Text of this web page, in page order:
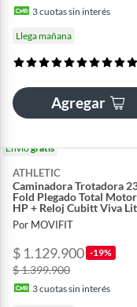
3cuotas sin interés
Llega mañana
Agregar
Envíogratis
ATHLETIC
Caminadora Trotadora
Fold Plegado Total
HP + Reloj Cubitt Viva
Por MOVIFIT
$ 1.129.900 -19%
$ 1.399.900
3cuotas sin interés